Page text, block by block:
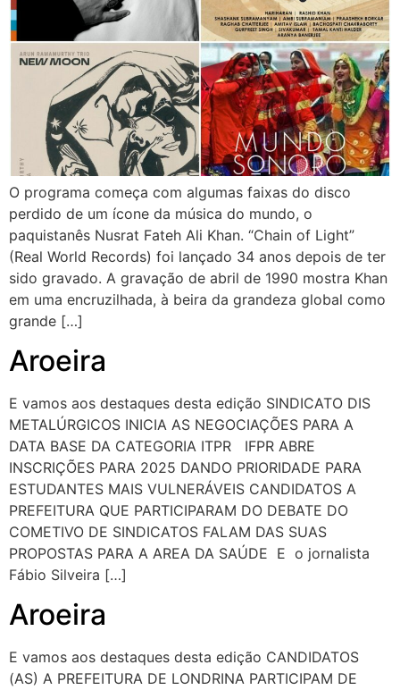
O programa começa com algumas faixas do disco
perdido de um ícone da música do mundo, o
paquistanês Nusrat Fateh Ali Khan. “Chain of Light”
(Real World Records) foi lançado 34 anos depois de ter
sido gravado. A gravação de abril de 1990 mostra Khan
em uma encruzilhada, à beira da grandeza global como
grande […]
Aroeira
E vamos aos destaques desta edição SINDICATO DIS
METALÚRGICOS INICIA AS NEGOCIAÇÕES PARA A
DATA BASE DA CATEGORIA ITPR IFPR ABRE
INSCRIÇÕES PARA 2025 DANDO PRIORIDADE PARA
ESTUDANTES MAIS VULNERÁVEIS CANDIDATOS A
PREFEITURA QUE PARTICIPARAM DO DEBATE DO
COMETIVO DE SINDICATOS FALAM DAS SUAS
PROPOSTAS PARA A AREA DA SAÚDE E o jornalista
Fábio Silveira […]
Aroeira
E vamos aos destaques desta edição CANDIDATOS
(AS) A PREFEITURA DE LONDRINA PARTICIPAM DE